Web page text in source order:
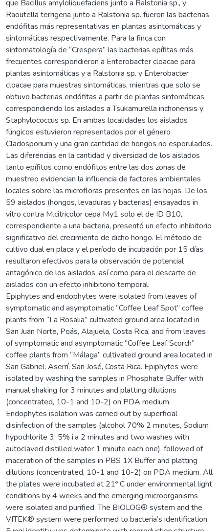
que Bacillus amyloliquefaciens junto a Ralstonia sp., y
Raoutella terrigena junto a Ralstonia sp. fueron las bacterias
endófitas más representativas en plantas asintomáticas y
sintomáticas respectivamente. Para la finca con
sintomatología de “Crespera” las bacterias epífitas más
frecuentes correspondieron a Enterobacter cloacae para
plantas asintomáticas y a Ralstonia sp. y Enterobacter
cloacae para muestras sintomáticas, mientras que solo se
obtuvo bacterias endófitas a partir de plantas sintomáticas
correspondiendo los aislados a Tsukamurella inchonensis y
Staphylococcus sp. En ambas localidades los aislados
fúngicos estuvieron representados por el género
Cladosporium y una gran cantidad de hongos no esporulados.
Las diferencias en la cantidad y diversidad de los aislados
tanto epífitos como endófitos entre las dos zonas de
muestreo evidencian la influencia de factores ambientales
locales sobre las microfloras presentes en las hojas. De los
59 aislados (hongos, levaduras y bacterias) ensayados in
vitro contra M.citricolor cepa My1 solo el de ID B10,
correspondiente a una bacteria, presentó un efecto inhibitorio
significativo del crecimiento de dicho hongo. El método de
cultivo dual en placa y el período de incubación por 15 días
resultaron efectivos para la observación de potencial
antagónico de los aislados, así como para el descarte de
aislados con un efecto inhibitorio temporal.
Epiphytes and endophytes were isolated from leaves of
symptomatic and asymptomatic “Coffee Leaf Spot” coffee
plants from “La Rosalia” cultivated ground area located in
San Juan Norte, Poás, Alajuela, Costa Rica, and from leaves
of symptomatic and asymptomatic “Coffee Leaf Scorch”
coffee plants from “Málaga” cultivated ground area located in
San Gabriel, Aserrí, San José, Costa Rica. Epiphytes were
isolated by washing the samples in Phosphate Buffer with
manual shaking for 3 minutes and platting dilutions
(concentrated, 10-1 and 10-2) on PDA medium.
Endophytes isolation was carried out by superficial
disinfection of the samples (alcohol 70% 2 minutes, Sodium
hypochlorite 3, 5% i.a 2 minutes and two washes with
autoclaved distilled water 1 minute each one), followed of
maceration of the samples in PBS 1X Buffer and platting
dilutions (concentrated, 10-1 and 10-2) on PDA medium. All
the plates were incubated at 21º C under environmental light
conditions by 4 weeks and the emerging microorganisms
were isolated and purified. The BIOLOG® system and the
VITEK® system were performed to bacteria’s identification.